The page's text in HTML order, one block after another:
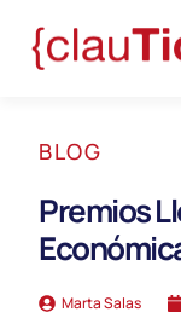
BLOG
Premios
Marta Salas